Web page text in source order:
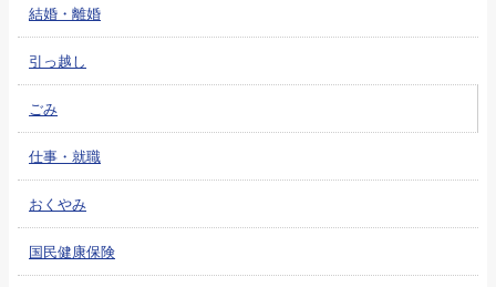
結婚・離婚
引っ越し
ごみ
仕事・就職
おくやみ
国民健康保険